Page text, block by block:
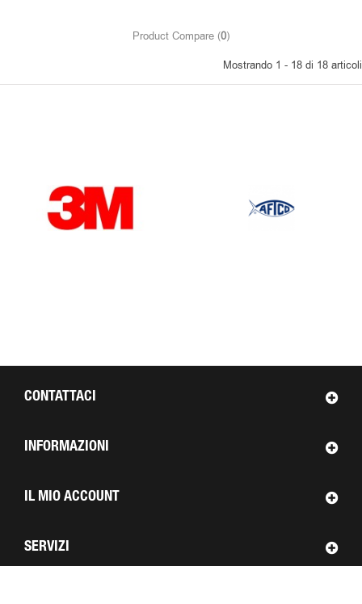
Product Compare (0)
Mostrando 1 - 18 di 18 articoli
CONTATTACI
INFORMAZIONI
IL MIO ACCOUNT
SERVIZI